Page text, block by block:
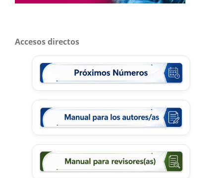
Accesos directos